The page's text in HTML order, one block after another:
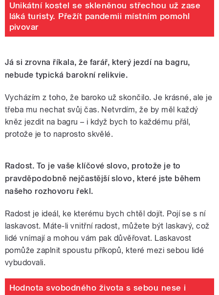
Unikátní kostel se skleněnou střechou už zase
láká turisty. Přežít pandemii místním pomohl
pivovar
Já si zrovna říkala, že farář, který jezdí na bagru,
nebude typická barokní relikvie.
Vycházím z toho, že baroko už skončilo. Je krásné, ale je
třeba mu nechat svůj čas. Netvrdím, že by měl každý
kněz jezdit na bagru – i když bych to každému přál,
protože je to naprosto skvělé.
Radost. To je vaše klíčové slovo, protože je to
pravděpodobně nejčastější slovo, které jste během
našeho rozhovoru řekl.
Radost je ideál, ke kterému bych chtěl dojít. Pojí se s ní
laskavost. Máte-li vnitřní radost, můžete být laskavý, což
lidé vnímají a mohou vám pak důvěřovat. Laskavost
pomůže zaplnit spoustu příkopů, které mezi sebou lidé
vybudovali.
Hodnota svobodného života s sebou nese i